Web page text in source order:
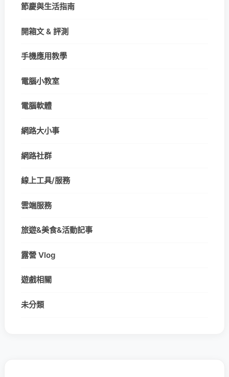
節慶與生活指南
開箱文 & 評測
手機應用教學
電腦小教室
電腦軟體
網路大小事
網路社群
線上工具/服務
雲端服務
旅遊&美食&活動記事
露營 Vlog
遊戲相關
未分類